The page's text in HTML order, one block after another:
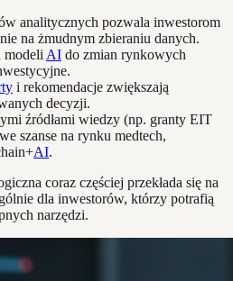
analitycznych pozwala inwestorom
na żmudnym zbieraniu danych.
modeli AI do zmian rynkowych
i rekomendacje zwiększają
decyzji.
źródłami wiedzy (np. granty EIT
szanse na rynku medtech,
AI.
coraz częściej przekłada się na
dla inwestorów, którzy potrafią
narzędzi.